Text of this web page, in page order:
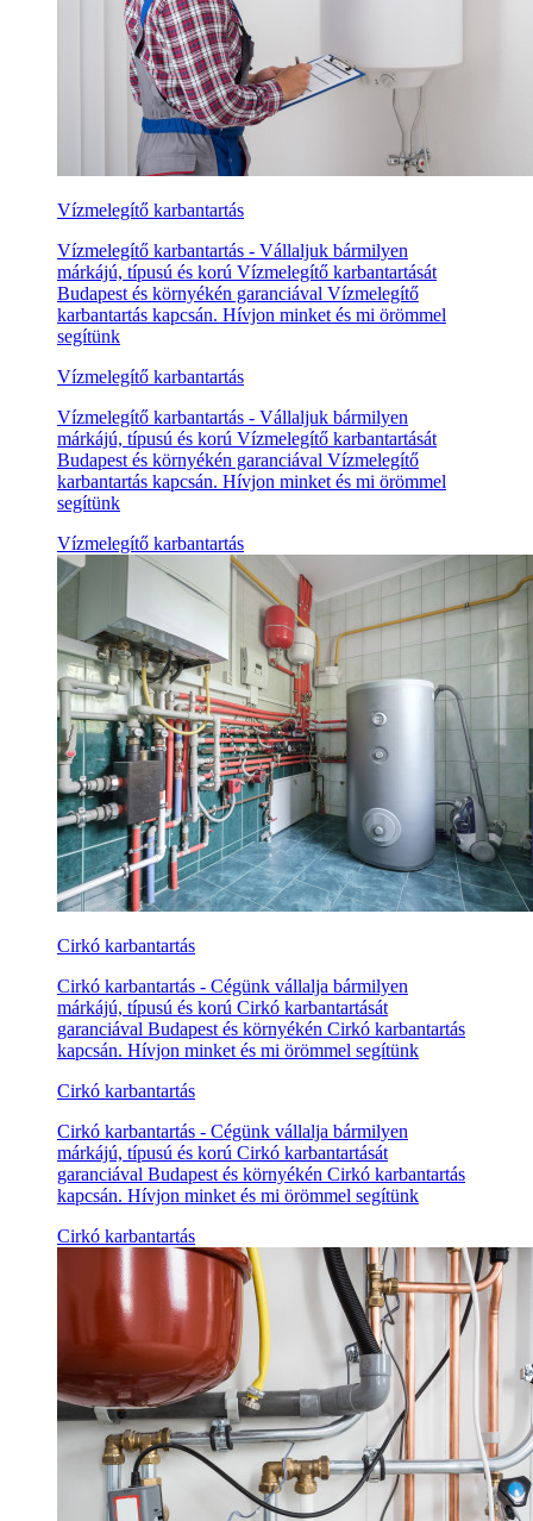
Vízmelegítő karbantartás
Vízmelegítő karbantartás - Vállaljuk bármilyen
márkájú, típusú és korú Vízmelegítő karbantartását
Budapest és környékén garanciával Vízmelegítő
karbantartás kapcsán. Hívjon minket és mi örömmel
segítünk
Vízmelegítő karbantartás
Vízmelegítő karbantartás - Vállaljuk bármilyen
márkájú, típusú és korú Vízmelegítő karbantartását
Budapest és környékén garanciával Vízmelegítő
karbantartás kapcsán. Hívjon minket és mi örömmel
segítünk
Vízmelegítő karbantartás
Cirkó karbantartás
Cirkó karbantartás - Cégünk vállalja bármilyen
márkájú, típusú és korú Cirkó karbantartását
garanciával Budapest és környékén Cirkó karbantartás
kapcsán. Hívjon minket és mi örömmel segítünk
Cirkó karbantartás
Cirkó karbantartás - Cégünk vállalja bármilyen
márkájú, típusú és korú Cirkó karbantartását
garanciával Budapest és környékén Cirkó karbantartás
kapcsán. Hívjon minket és mi örömmel segítünk
Cirkó karbantartás